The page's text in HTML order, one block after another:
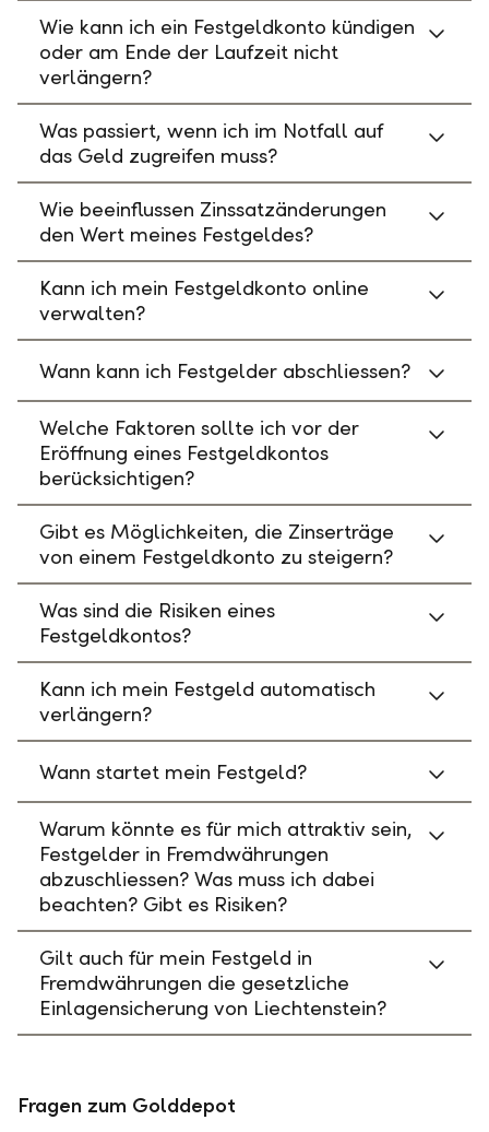
Wie kann ich ein Festgeldkonto kündigen
oder am Ende der Laufzeit nicht
verlängern?
Was passiert, wenn ich im Notfall auf
das Geld zugreifen muss?
Wie beeinflussen Zinssatzänderungen
den Wert meines Festgeldes?
Kann ich mein Festgeldkonto online
verwalten?
Wann kann ich Festgelder abschliessen?
Welche Faktoren sollte ich vor der
Eröffnung eines Festgeldkontos
berücksichtigen?
Gibt es Möglichkeiten, die Zinserträge
von einem Festgeldkonto zu steigern?
Was sind die Risiken eines
Festgeldkontos?
Kann ich mein Festgeld automatisch
verlängern?
Wann startet mein Festgeld?
Warum könnte es für mich attraktiv sein,
Festgelder in Fremdwährungen
abzuschliessen? Was muss ich dabei
beachten? Gibt es Risiken?
Gilt auch für mein Festgeld in
Fremdwährungen die gesetzliche
Einlagensicherung von Liechtenstein?
Fragen zum Golddepot